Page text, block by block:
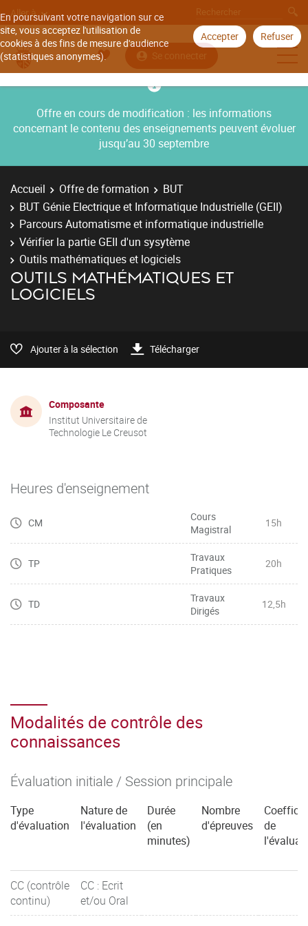
En poursuivant votre navigation sur ce
site, vous acceptez l'utilisation de
cookies à des fins de mesure d'audience
(statistiques anonymes).
Accepter Refuser
Aller à
Se connecter
Offre en cours de modification : les informations
concernant le contenu des enseignements peuvent évoluer
jusqu’au 30 septembre
Accueil Offre de formation
BUT
BUT Génie Electrique et Informatique Industrielle (GEII)
Parcours Automatisme et informatique industrielle
Vérifier la partie GEII d'un sysytème
Outils mathématiques et logiciels
OUTILS MATHÉMATIQUES ET
LOGICIELS
Ajouter à la sélection Télécharger
Composante
Institut Universitaire de
Technologie Le Creusot
Heures d'enseignement
CM
Cours
Magistral
15h
TP
Travaux
Pratiques
20h
TD
Travaux
Dirigés
12,5h
Modalités de contrôle des
connaissances
Évaluation initiale / Session principale
Type
d'évaluation
Nature de
l'évaluation
Durée
(en
minutes)
Nombre
d'épreuves
de
CC (contrôle
continu)
CC : Ecrit
et/ou Oral